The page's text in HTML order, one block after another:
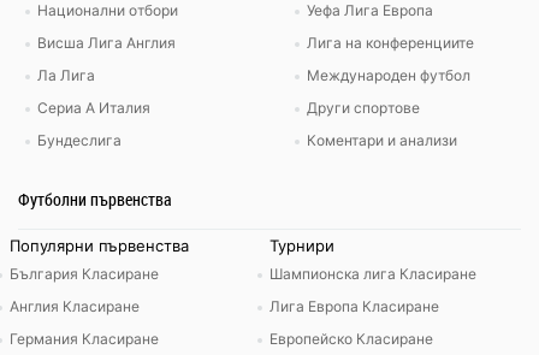
Национални отбори
Висша Лига Англия
Ла Лига
Сериа А Италия
Бундеслига
Уефа Лига Европа
Лига на конференциите
Международен футбол
Други спортове
Коментари и анализи
Футболни първенства
Популярни първенства
България Класиране
Англия Класиране
Германия Класиране
Турнири
Шампионска лига Класиране
Лига Европа Класиране
Европейско Класиране